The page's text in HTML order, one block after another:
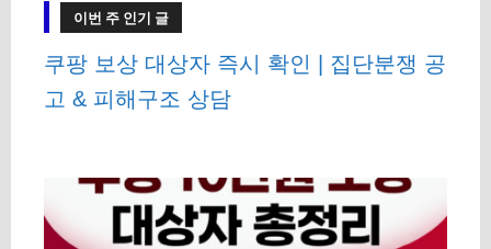
이번 주 인기 글
쿠팡 보상 대상자 즉시 확인 | 집단분쟁 공
고 & 피해구조 상담